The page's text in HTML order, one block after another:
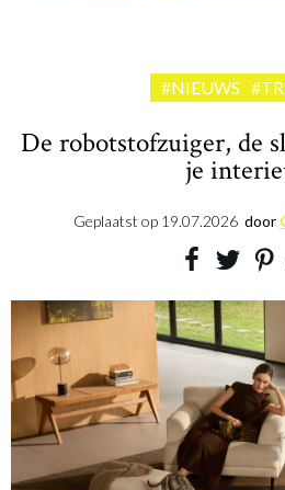
#NIEUWS
De robotstofzuiger, de
je
Geplaatst op 19.07.2026 door